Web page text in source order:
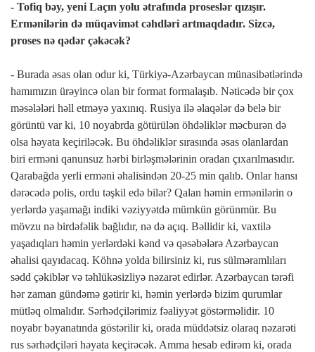
- Tofiq bəy, yeni Laçın yolu ətrafında proseslər qızışır.
Ermənilərin də müqavimət cəhdləri artmaqdadır. Sizcə,
proses nə qədər çəkəcək?
- Burada əsas olan odur ki, Türkiyə-Azərbaycan münasibətlərində
hamımızın ürəyincə olan bir format formalaşıb. Nəticədə bir çox
məsələləri həll etməyə yaxınıq. Rusiya ilə əlaqələr də belə bir
görüntü var ki, 10 noyabrda götürülən öhdəliklər məcburən də
olsa həyata keçiriləcək. Bu öhdəliklər sırasında əsas olanlardan
biri erməni qanunsuz hərbi birləşmələrinin oradan çıxarılmasıdır.
Qarabağda yerli erməni əhalisindən 20-25 min qalıb. Onlar hansı
dərəcədə polis, ordu təşkil edə bilər? Qalan həmin ermənilərin o
yerlərdə yaşamağı indiki vəziyyətdə mümkün görünmür. Bu
mövzu nə birdəfəlik bağlıdır, nə də açıq. Bəllidir ki, vaxtilə
yaşadıqları həmin yerlərdəki kənd və qəsəbələrə Azərbaycan
əhalisi qayıdacaq. Köhnə yolda bilirsiniz ki, rus sülməramlıları
sədd çəkiblər və təhlükəsizliyə nəzarət edirlər. Azərbaycan tərəfi
hər zaman gündəmə gətirir ki, həmin yerlərdə bizim qurumlar
mütləq olmalıdır. Sərhədçilərimiz fəaliyyət göstərməlidir. 10
noyabr bəyanatında göstərilir ki, orada müddətsiz olaraq nəzarəti
rus sərhədçiləri həyata keçirəcək. Amma hesab edirəm ki, orada